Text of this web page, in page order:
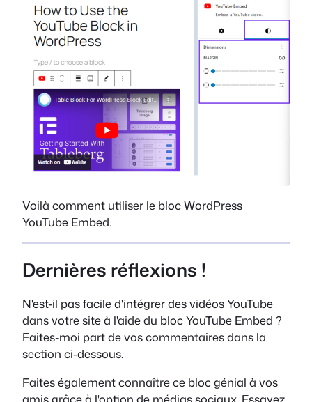
Voilà comment utiliser le bloc WordPress
YouTube Embed.
Dernières réflexions !
N'est-il pas facile d'intégrer des vidéos YouTube
dans votre site à l'aide du bloc YouTube Embed ?
Faites-moi part de vos commentaires dans la
section ci-dessous.
Faites également connaître ce bloc génial à vos
amis grâce à l'option de médias sociaux. Essayez